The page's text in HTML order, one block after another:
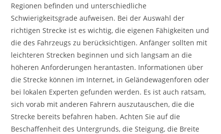
Regionen befinden und unterschiedliche
Schwierigkeitsgrade aufweisen. Bei der Auswahl der
richtigen Strecke ist es wichtig, die eigenen Fähigkeiten und
die des Fahrzeugs zu berücksichtigen. Anfänger sollten mit
leichteren Strecken beginnen und sich langsam an die
höheren Anforderungen herantasten. Informationen über
die Strecke können im Internet, in Geländewagenforen oder
bei lokalen Experten gefunden werden. Es ist auch ratsam,
sich vorab mit anderen Fahrern auszutauschen, die die
Strecke bereits befahren haben. Achten Sie auf die
Beschaffenheit des Untergrunds, die Steigung, die Breite